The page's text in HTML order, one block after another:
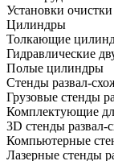
Установки
Цилиндры
Толкающие
Гидравлические
Полые цилиндры
Стенды развал-
Грузовые стенды
Комплектующие
3D стенды развал-
Компьютерные
Лазерные стенды